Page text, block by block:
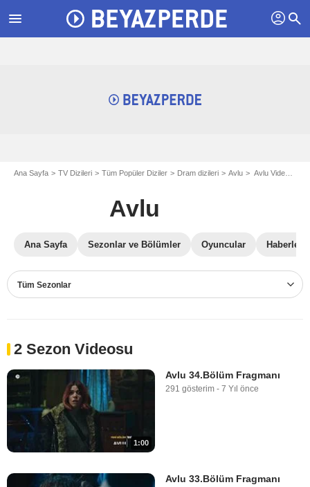
menu profil search
Ana Sayfa TV Dizileri Tüm Popüler Diziler Dram dizileri Avlu Avlu Videosu
Avlu
Ana Sayfa Sezonlar ve Bölümler Oyuncular Haberler
Tüm Sezonlar
2 Sezon Videosu
1:00
Avlu 34.Bölüm Fragmanı
291 gösterim - 7 Yıl önce
Avlu 33.Bölüm Fragmanı